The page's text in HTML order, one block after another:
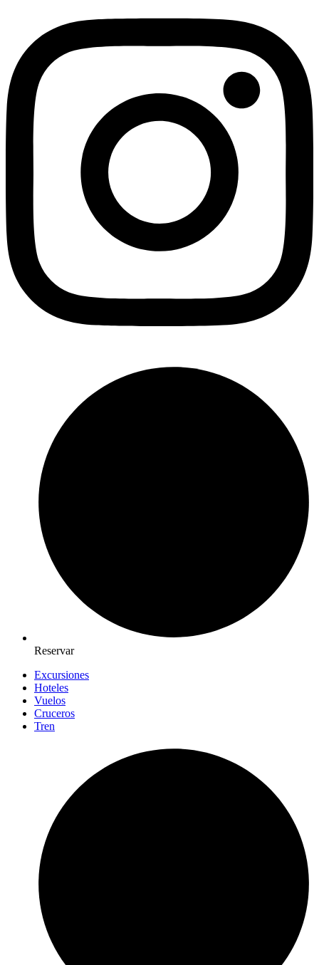
Reservar
Excursiones
Hoteles
Vuelos
Cruceros
Tren